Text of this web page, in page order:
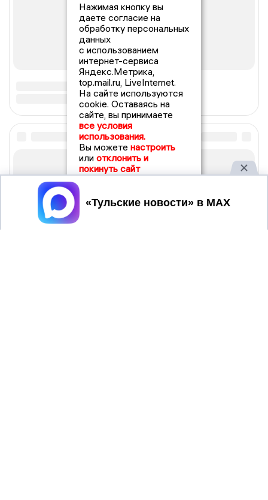
Нажимая кнопку вы
даете согласие на
обработку персональных
данных
с использованием
интернет-сервиса
Яндекс.Метрика,
top.mail.ru, LiveInternet.
На сайте используются
cookie. Оставаясь на
сайте, вы принимаете
все условия
использования.
Вы можете настроить
или отклонить и
покинуть сайт
Принять